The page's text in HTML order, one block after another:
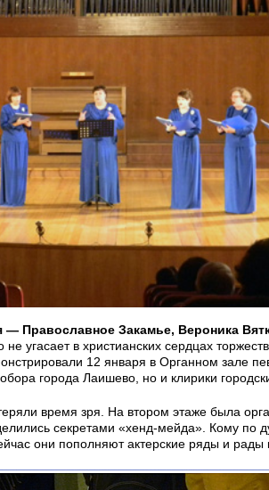
Православное Закамье, Вероника
не угасает в христианских сердцах
12 января в Органном зале
города Лаишево, но и клирики
время зря. На втором этаже была
секретами «хенд-мейда». Кому по
они пополняют актерские ряды и